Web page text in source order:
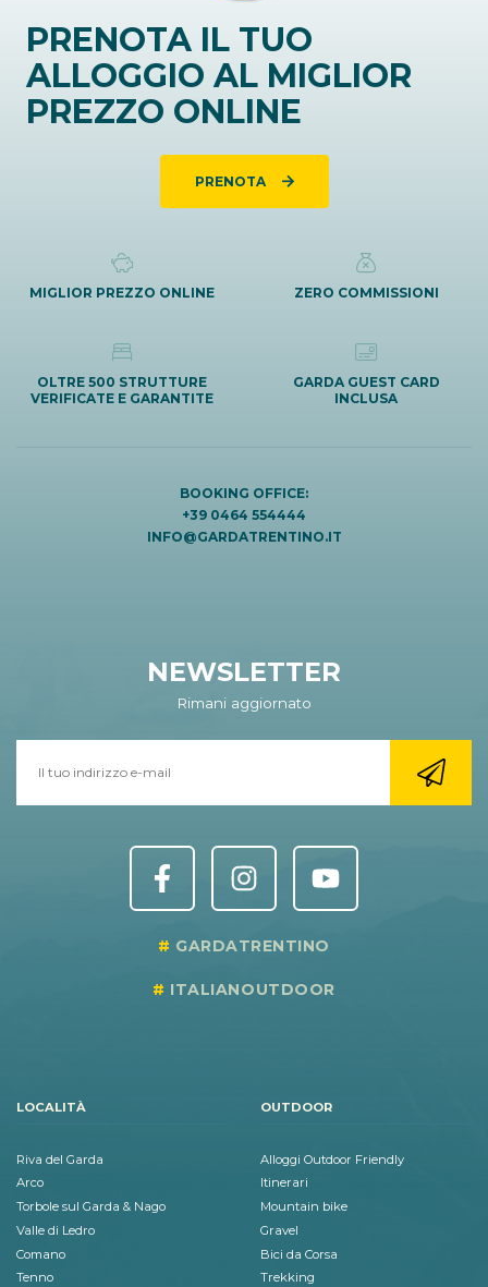
PRENOTA IL TUO
ALLOGGIO AL MIGLIOR
PREZZO ONLINE
PRENOTA
MIGLIOR PREZZO ONLINE ZERO COMMISSIONI
OLTRE 500 STRUTTURE
VERIFICATE E GARANTITE
GARDA GUEST CARD
INCLUSA
BOOKING OFFICE:
+39 0464 554444
INFO@GARDATRENTINO.IT
NEWSLETTER
Rimani aggiornato
GARDATRENTINO
ITALIANOUTDOOR
LOCALITÀ
Riva del Garda
Arco
Torbole sul Garda & Nago
Valle di Ledro
Comano
Tenno
OUTDOOR
Alloggi Outdoor Friendly
Itinerari
Mountain bike
Gravel
Bici da Corsa
Trekking